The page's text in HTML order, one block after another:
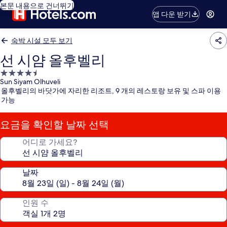
본문 내용으로 건너뛰기
앱 다운 받기
숙박 시설 모두 보기
선 시얌 올후벨리
4.5
성
급
숙
시
설
Sun Siyam Olhuveli
올후벨리의 바닷가에 자리한 리조트, 9 개의 레스토랑 보유 및 스파 이용
가능
요금을 확인할 날짜 선택
어디로 가세요?
날짜
인원 수